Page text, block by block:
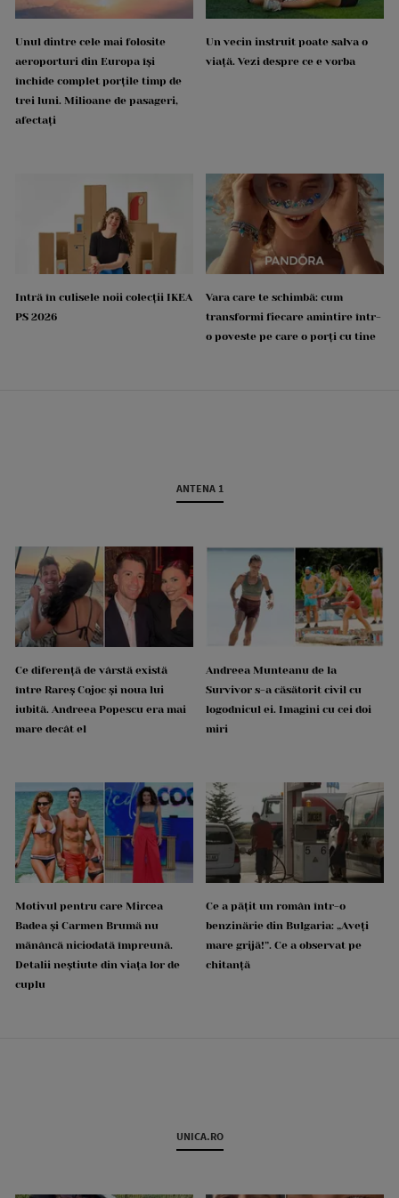
Unul dintre cele mai folosite
aeroporturi din Europa își
închide complet porțile timp de
trei luni. Milioane de pasageri,
afectați
Un vecin instruit poate salva o
viață. Vezi despre ce e vorba
Intră în culisele noii colecții IKEA
PS 2026
Vara care te schimbă: cum
transformi fiecare amintire într-
o poveste pe care o porți cu tine
ANTENA 1
Ce diferență de vârstă există
între Rareș Cojoc și noua lui
iubită. Andreea Popescu era mai
mare decât el
Andreea Munteanu de la
Survivor s-a căsătorit civil cu
logodnicul ei. Imagini cu cei doi
miri
Motivul pentru care Mircea
Badea și Carmen Brumă nu
mănâncă niciodată împreună.
Detalii neștiute din viața lor de
cuplu
Ce a pățit un român într-o
benzinărie din Bulgaria: „Aveți
mare grijă!”. Ce a observat pe
chitanță
UNICA.RO